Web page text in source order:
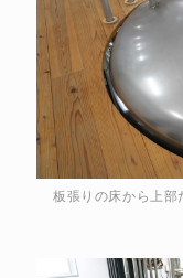
板張りの床から上部